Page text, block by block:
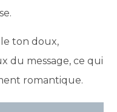
le ton doux,
du message, ce qui
romantique.